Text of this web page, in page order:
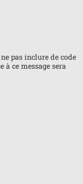
pas inclure de code
à ce message sera